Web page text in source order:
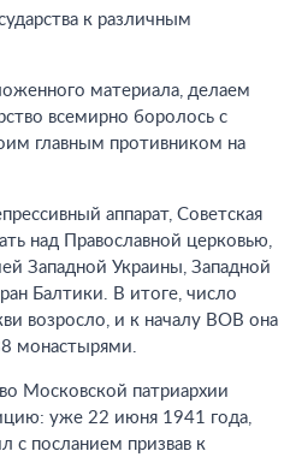
к различным
материала, делаем
всемирно боролось с
главным противником на
аппарат, Советская
над Православной церковью,
Западной Украины, Западной
Балтики. В итоге, число
возросло, и к началу ВОВ она
монастырями.
Московской патриархии
уже 22 июня 1941 года,
с посланием призвав к